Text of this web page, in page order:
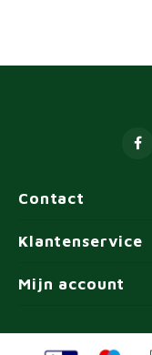
Contact
Klantenservice
Mijn account